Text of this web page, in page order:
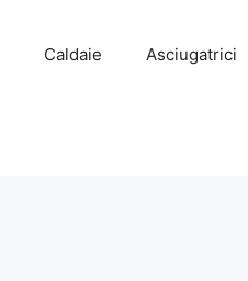
Caldaie Asciugatrici